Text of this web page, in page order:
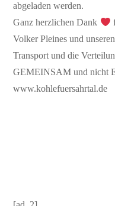
abgeladen werden.
Ganz herzlichen Dank
Volker Pleines und
Transport und die
GEMEINSAM und nicht
www.kohlefuersahrtal.de